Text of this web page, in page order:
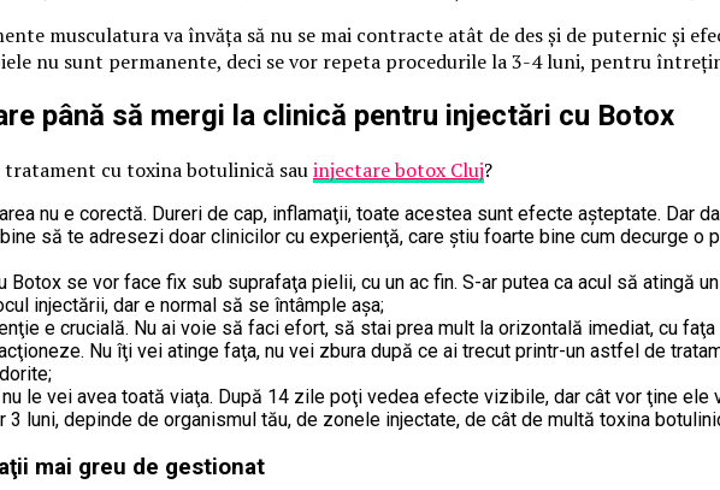
musculatura va învăţa să nu se mai contracte atât de des şi de puternic şi
nu sunt permanente, deci se vor repeta procedurile la 3-4 luni, pentru
până să mergi la clinică pentru injectări cu Botox
tratament cu toxina botulinică sauinjectare botox Cluj?
nu e corectă. Dureri de cap, inflamaţii, toate acestea sunt efecte aşteptate. Dar
să te adresezi doar clinicilor cu experienţă, care ştiu foarte bine cum decurge
Botox se vor face fix sub suprafaţa pielii, cu un ac fin. S-ar putea ca acul să atingă
injectării, dar e normal să se întâmple aşa;
e crucială. Nu ai voie să faci efort, să stai prea mult la orizontală imediat, cu
Nu îţi vei atinge faţa, nu vei zbura după ce ai trecut printr-un astfel de
le vei avea toată viaţa. După 14 zile poţi vedea efecte vizibile, dar cât vor ţine
3 luni, depinde de organismul tău, de zonele injectate, de cât de multă toxina
mai greu de gestionat